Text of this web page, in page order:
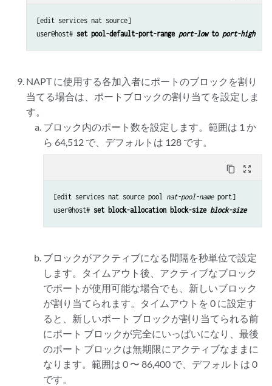
[edit services nat source]
user@host# set pool-default-port-range port-low to port-high
NAPT に使用する各加入者にポートのブロックを割り
当てる場合は、ポートブロックの割り当てを設定しま
す。
ブロック内のポート数を設定します。範囲は 1 か
ら 64,512 で、デフォルトは 128 です。
content_copy zoom_out_map
[edit services nat source pool nat-pool-name port]
user@host# set block-allocation block-size block-size
ブロックがアクティブになる間隔を秒単位で設定
します。タイムアウト後、アクティブなブロック
でポートが使用可能な場合でも、新しいブロック
が割り当てられます。タイムアウトを 0 に設定す
ると、新しいポート ブロックが割り当てられる前
にポート ブロックが完全にいっぱいになり、最後
のポート ブロックは無期限にアクティブなままに
なります。範囲は 0 〜 86,400 で、デフォルトは 0
です。